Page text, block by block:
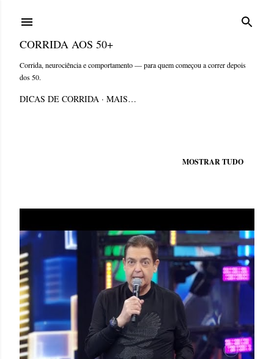
CORRIDA AOS 50+
Corrida, neurociência e comportamento — para quem começou a correr depois
dos 50.
DICAS DE CORRIDA MAIS…
t
a
g
e
n
MOSTRAR TUDO